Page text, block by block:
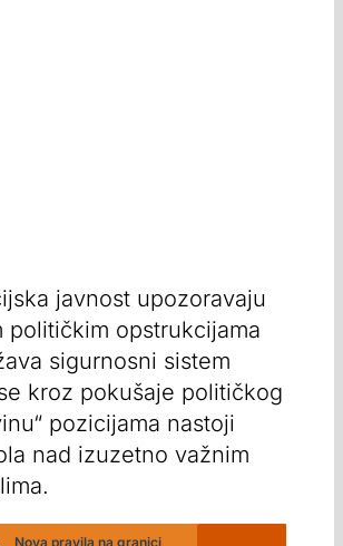
javnost upozoravaju
političkim opstrukcijama
sigurnosni sistem
kroz pokušaje političkog
pozicijama nastoji
nad izuzetno važnim
Nova pravila na granici